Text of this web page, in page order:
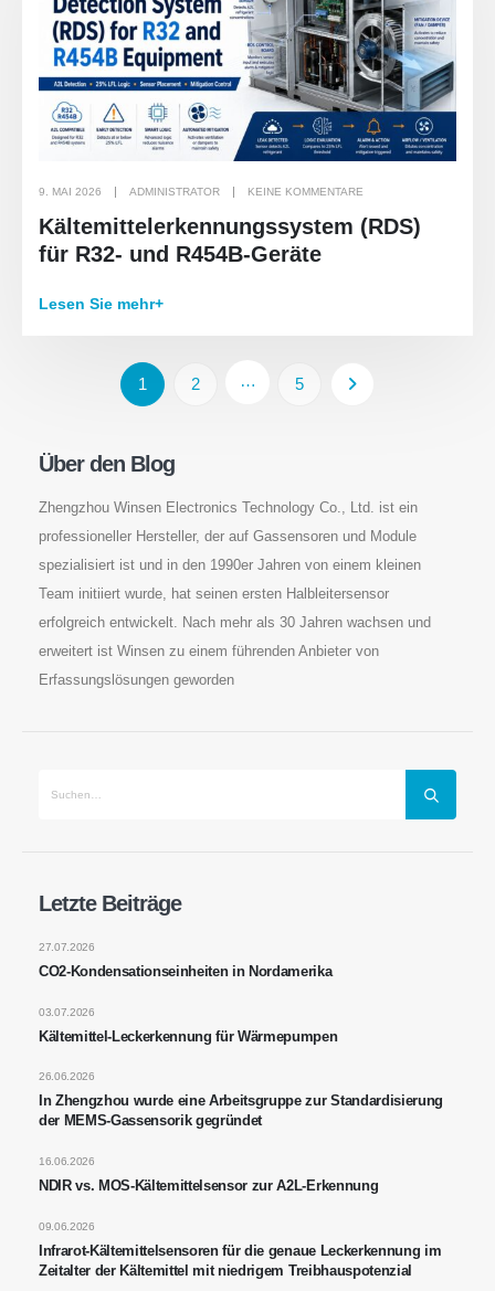
9. MAI 2026 ADMINISTRATOR KEINE KOMMENTARE
Kältemittelerkennungssystem (RDS)
für R32- und R454B-Geräte
Lesen Sie mehr+
1 2 … 5
Über den Blog
Zhengzhou Winsen Electronics Technology Co., Ltd. ist ein
professioneller Hersteller, der auf Gassensoren und Module
spezialisiert ist und in den 1990er Jahren von einem kleinen
Team initiiert wurde, hat seinen ersten Halbleitersensor
erfolgreich entwickelt. Nach mehr als 30 Jahren wachsen und
erweitert ist Winsen zu einem führenden Anbieter von
Erfassungslösungen geworden
Letzte Beiträge
CO2-Kondensationseinheiten in Nordamerika
27.07.2026
Kältemittel-Leckerkennung für Wärmepumpen
03.07.2026
In Zhengzhou wurde eine Arbeitsgruppe zur Standardisierung
der MEMS-Gassensorik gegründet
26.06.2026
NDIR vs. MOS-Kältemittelsensor zur A2L-Erkennung
16.06.2026
Infrarot-Kältemittelsensoren für die genaue Leckerkennung im
Zeitalter der Kältemittel mit niedrigem Treibhauspotenzial
09.06.2026
Kontaktieren Sie uns
Tel:0086-371-67169097
E-Mail:cece@winsensor.com
Wechat WhatsApp